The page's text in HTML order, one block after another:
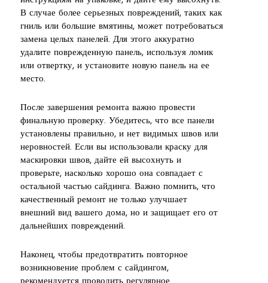
В случае более серьезных повреждений, таких как
гниль или большие вмятины, может потребоваться
замена целых панелей. Для этого аккуратно
удалите поврежденную панель, используя ломик
или отвертку, и установите новую панель на ее
место.
После завершения ремонта важно провести
финальную проверку. Убедитесь, что все панели
установлены правильно, и нет видимых швов или
неровностей. Если вы использовали краску для
маскировки швов, дайте ей высохнуть и
проверьте, насколько хорошо она совпадает с
остальной частью сайдинга. Важно помнить, что
качественный ремонт не только улучшает
внешний вид вашего дома, но и защищает его от
дальнейших повреждений.
Наконец, чтобы предотвратить повторное
возникновение проблем с сайдингом,